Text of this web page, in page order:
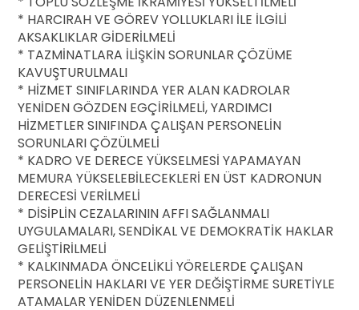
* HARCIRAH VE GÖREV YOLLUKLARI İLE İLGİLİ
AKSAKLIKLAR GİDERİLMELİ
* TAZMİNATLARA İLİŞKİN SORUNLAR ÇÖZÜME
KAVUŞTURULMALI
* HİZMET SINIFLARINDA YER ALAN KADROLAR
YENİDEN GÖZDEN EGÇİRİLMELİ, YARDIMCI
HİZMETLER SINIFINDA ÇALIŞAN PERSONELİN
SORUNLARI ÇÖZÜLMELİ
* KADRO VE DERECE YÜKSELMESİ YAPAMAYAN
MEMURA YÜKSELEBİLECEKLERİ EN ÜST KADRONUN
DERECESİ VERİLMELİ
* DİSİPLİN CEZALARININ AFFI SAĞLANMALI
UYGULAMALARI, SENDİKAL VE DEMOKRATİK HAKLAR
GELİŞTİRİLMELİ
* KALKINMADA ÖNCELİKLİ YÖRELERDE ÇALIŞAN
PERSONELİN HAKLARI VE YER DEĞİŞTİRME SURETİYLE
ATAMALAR YENİDEN DÜZENLENMELİ